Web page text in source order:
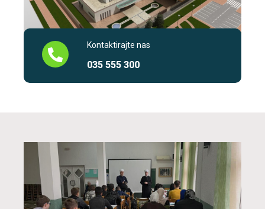
Kontaktirajte nas
035 555 300